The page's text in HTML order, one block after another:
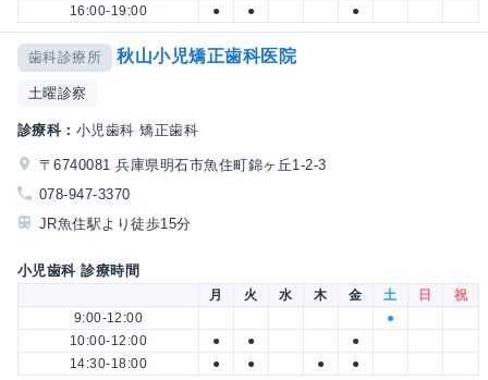
16:00-19:00
● ● ●
歯科診療所 秋山小児矯正歯科医院
土曜診察
診療科： 小児歯科 矯正歯科
〒6740081 兵庫県明石市魚住町錦ヶ丘1-2-3
078-947-3370
JR魚住駅より徒歩15分
小児歯科 診療時間
月 火 水 木 金 土 日
祝
9:00-12:00
●
10:00-12:00
● ●
●
14:30-18:00
● ● ● ●